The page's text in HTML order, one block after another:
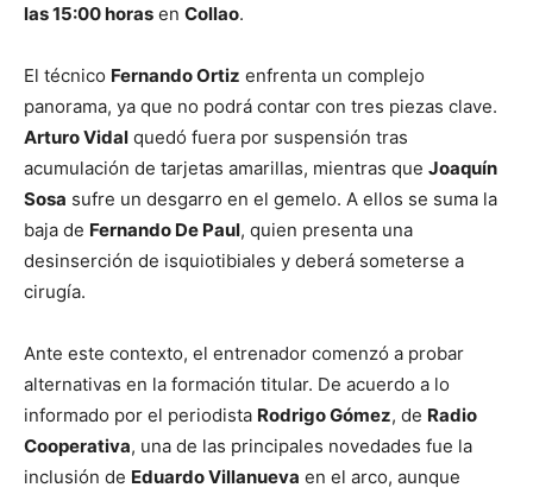
las 15:00 horas en Collao.
El técnico Fernando Ortiz enfrenta un complejo
panorama, ya que no podrá contar con tres piezas clave.
Arturo Vidal quedó fuera por suspensión tras
acumulación de tarjetas amarillas, mientras que Joaquín
Sosa sufre un desgarro en el gemelo. A ellos se suma la
baja de Fernando De Paul, quien presenta una
desinserción de isquiotibiales y deberá someterse a
cirugía.
Ante este contexto, el entrenador comenzó a probar
alternativas en la formación titular. De acuerdo a lo
informado por el periodista Rodrigo Gómez, de Radio
Cooperativa, una de las principales novedades fue la
inclusión de Eduardo Villanueva en el arco, aunque